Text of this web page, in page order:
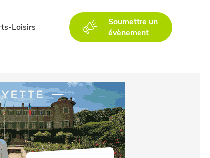
Loisirs
Soumettre un
évènement